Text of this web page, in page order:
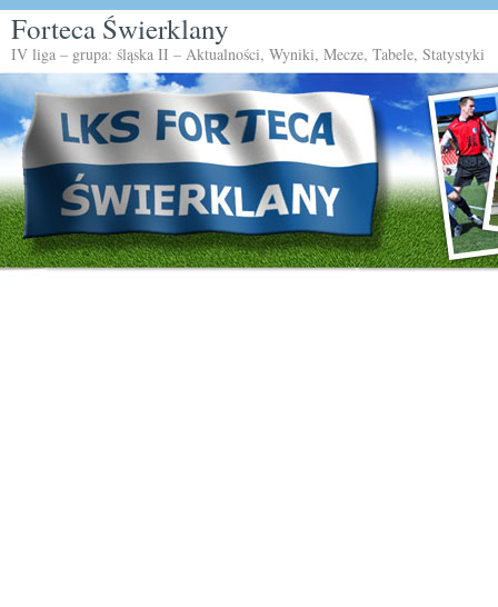
Forteca Świerklany
IV liga – grupa: śląska II – Aktualności, Wyniki, Mecze, Tabele, Statystyki